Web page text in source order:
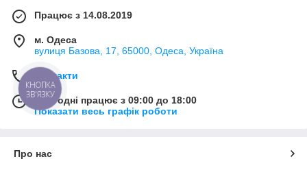
Працює з 14.08.2019
м. Одеса
вулиця Базова, 17, 65000, Одеса, Україна
Контакти
Сьогодні працює з 09:00 до 18:00
Показати весь графік роботи
Про нас
КНОПКА
ЗВ'ЯЗКУ